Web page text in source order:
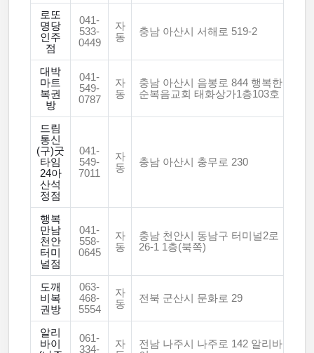
로또
명당
인주
점
041-
533-
0449
자
동
충남 아산시 서해로 519-2
대박
마트
복권
방
041-
549-
0787
자
동
충남 아산시 음봉로 844 행복한
순복음교회 태화상가1층103호
드림
통신
(구)굿
타임
24아
산석
정점
041-
549-
7011
자
동
충남 아산시 충무로 230
행복
만남
천안
터미
널점
041-
558-
0645
자
동
충남 천안시 동남구 터미널2로
26-1 1층(북쪽)
도깨
비복
권방
063-
468-
5554
자
동
전북 군산시 문화로 29
알리
바이
061-
334-
자
전남 나주시 나주로 142 알리바